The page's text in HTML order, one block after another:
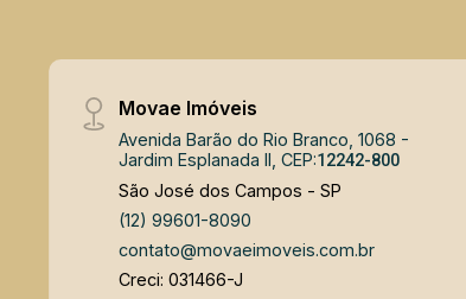
Movae Imóveis
Avenida Barão do Rio Branco, 1068 -
Jardim Esplanada II, CEP:12242-800
São José dos Campos - SP
(12) 99601-8090
contato@movaeimoveis.com.br
Creci: 031466-J